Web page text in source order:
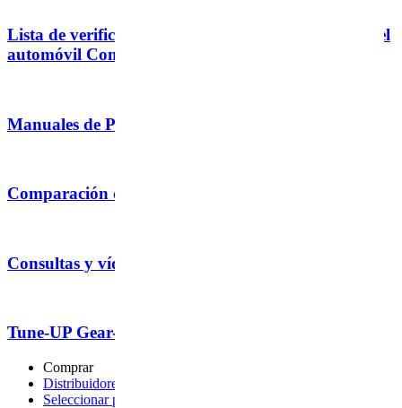
Lista de verificación de seguridad del asiento para el
automóvil Community Verified icon
Manuales de Productos
Comparación de carritos de bebé
Consultas y vídeos
Tune-UP Gear-UP
Comprar
Distribuidores autorizados
Seleccionar país